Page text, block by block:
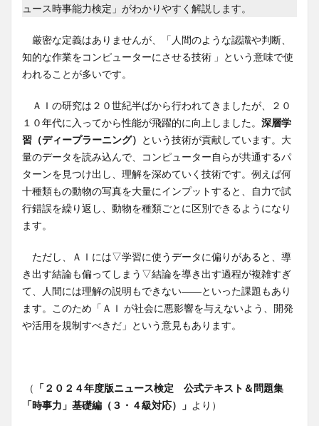
ュース時事能力検定」がわかりやすく解説します。
厳密な定義はありませんが、「人間のような認識や判断、
知的な作業をコンピューターにさせる技術 」という意味で使
われることが多いです。
ＡＩの研究は２０世紀半ばから行われてきましたが、２０
１０年代に入ってから性能が飛躍的に向上しました。 深層学
習（ディープラーニング） という技術が貢献しています。大
量のデータを読み込んで、コンピューター自らが共通するパ
ターンを見つけ出し、理解を深めていく技術です。例えば何
十種類もの動物の写真を大量にインプットすると、自力で試
行錯誤を繰り返し、動物を種類ごとに区別できるようになり
ます。
ただし、ＡＩには▽学習に使うデータに偏りがあると、導
き出す結論も偏ってしまう▽結論を導き出す過程が複雑すぎ
て、人間には理解の説明もできない――といった課題もあり
ます。このため「ＡＩ が社会に悪影響を与えないよう、開発
や活用を規制すべきだ」という意見もあります。
（ 「２０２４年度版ニュース検定 公式テキスト＆問題集
「時事力」基礎編（３・４級対応）」 より）